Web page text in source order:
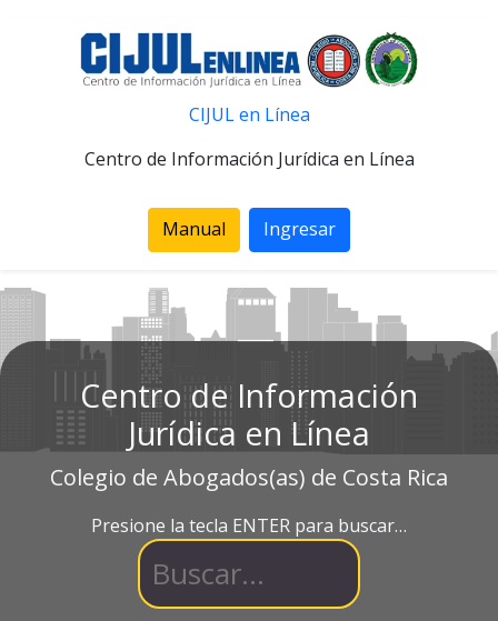
CIJUL en Línea
Centro de Información Jurídica en Línea
Manual Ingresar
Centro de Información
Jurídica en Línea
Colegio de Abogados(as) de Costa Rica
Presione la tecla ENTER para buscar…